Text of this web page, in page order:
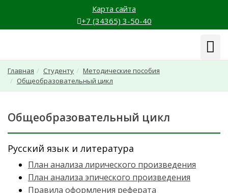
Карта сайта
+7 (34365) 3-50-40
Главная Студенту
Методические пособия
Общеобразовательный цикл
Общеобразовательный цикл
Русский язык и литература
План анализа лирического произведения
План анализа эпического произведения
Правила оформления реферата